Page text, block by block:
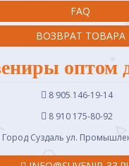
FAQ
ВОЗВРАТ ТОВАРА
оптом
8 905 146-19-14
8 910 175-80-92
Город Суздаль ул.